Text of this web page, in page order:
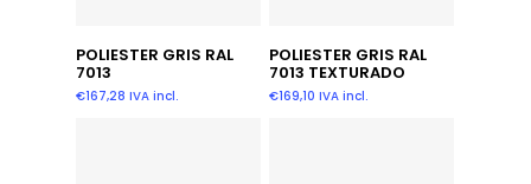
Añadir Al Carrito
POLIESTER GRIS RAL
7013
€167,28 IVA incl.
Añadir Al Carrito
POLIESTER GRIS RAL
7013 TEXTURADO
€169,10 IVA incl.